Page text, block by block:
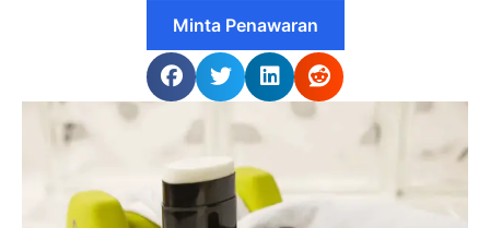
Minta Penawaran